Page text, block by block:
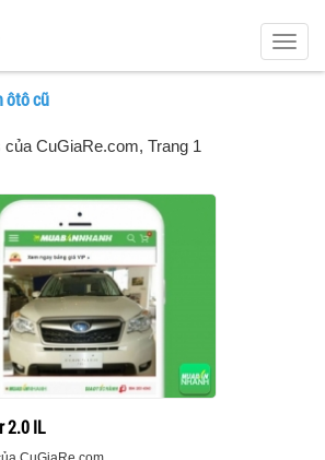
ôtô cũ
của CuGiaRe.com, Trang 1
2.0 IL